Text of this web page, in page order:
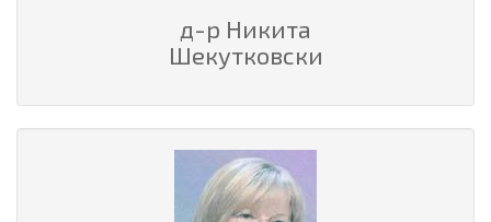
д-р Никита
Шекутковски